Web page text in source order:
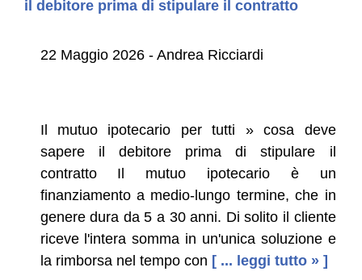
il debitore prima di stipulare il contratto
22 Maggio 2026 - Andrea Ricciardi
Il mutuo ipotecario per tutti » cosa deve
sapere il debitore prima di stipulare il
contratto Il mutuo ipotecario è un
finanziamento a medio-lungo termine, che in
genere dura da 5 a 30 anni. Di solito il cliente
riceve l'intera somma in un'unica soluzione e
la rimborsa nel tempo con [ ... leggi tutto » ]